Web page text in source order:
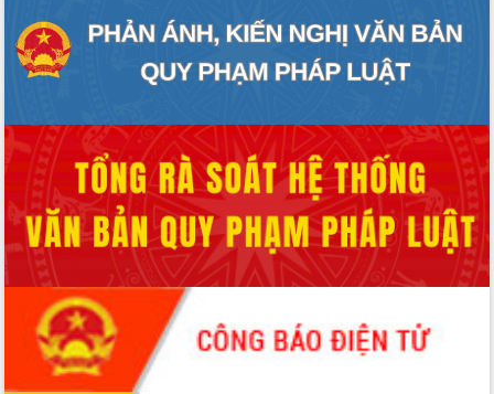
định EUDR
Thứ trưởng Bộ Nông nghiệp và Môi
trường Nguyễn Hoàng Hiệp khảo sát
sầu riêng tại Đắk Lắk
Trình diễn nghệ thuật chế biến các
món ăn từ sầu riêng
Đắk Lắk công bố Quy hoạch và xúc
tiến đầu tư tỉnh
Ngành cá ngừ Đắk Lắk chủ động thích
ứng để giữ vững thị trường xuất khẩu
Diễn đàn Kinh tế tư nhân Việt Nam đột
phá cơ chế - Hợp tác công tư
Đề án 06 tạo bước ngoặt đột phá trong
cải cách hành chính tỉnh Đắk Lắk